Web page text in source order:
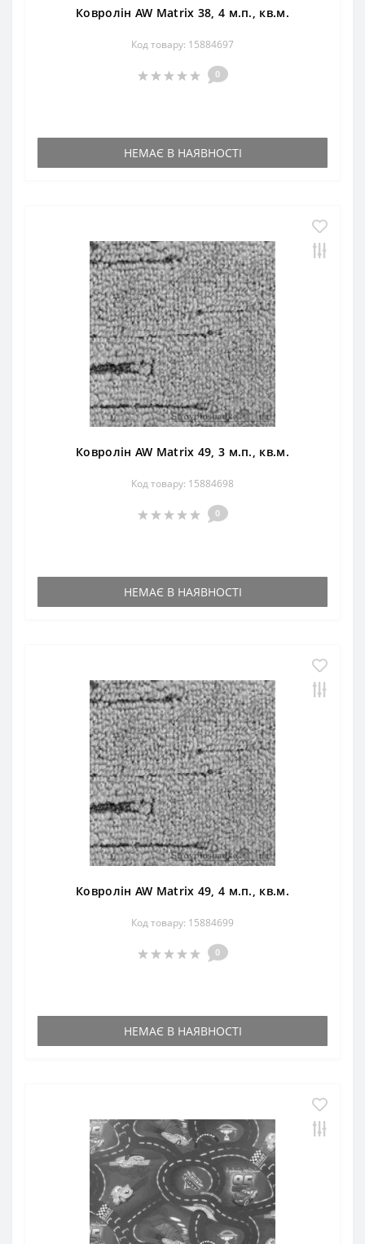
Ковролін AW Matrix 38, 4 м.п., кв.м.
Код товару: 15884697
0
НЕМАЄ В НАЯВНОСТІ
Ковролін AW Matrix 49, 3 м.п., кв.м.
Код товару: 15884698
0
НЕМАЄ В НАЯВНОСТІ
Ковролін AW Matrix 49, 4 м.п., кв.м.
Код товару: 15884699
0
НЕМАЄ В НАЯВНОСТІ